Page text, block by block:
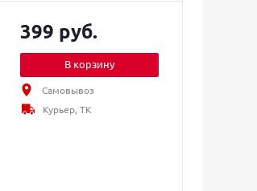
399 руб.
В корзину
Самовывоз
Курьер, ТК